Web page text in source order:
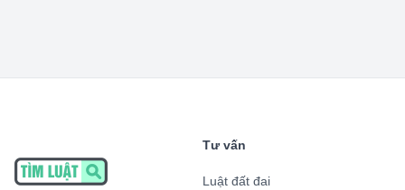
Tư vấn
Luật đất đai